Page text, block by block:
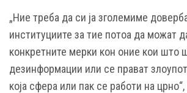
„Ние треба да си ја зголемиме
институциите за тие потоа да можат
конкретните мерки кон оние кои што
дезинформации или се прават
која сфера или пак се работи на црно“,